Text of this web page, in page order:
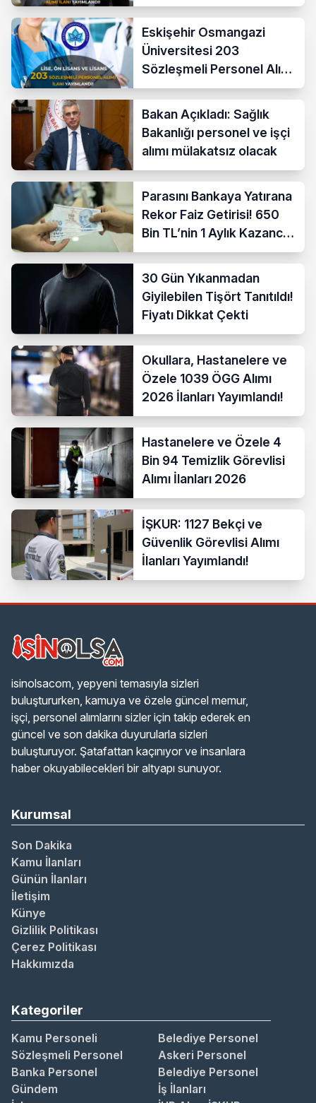
Eskişehir Osmangazi
Üniversitesi 203
Sözleşmeli Personel Alımı
Yapacak
Bakan Açıkladı: Sağlık
Bakanlığı personel ve işçi
alımı mülakatsız olacak
Parasını Bankaya Yatırana
Rekor Faiz Getirisi! 650
Bin TL’nin 1 Aylık Kazancı
Belli Oldu
30 Gün Yıkanmadan
Giyilebilen Tişört Tanıtıldı!
Fiyatı Dikkat Çekti
Okullara, Hastanelere ve
Özele 1039 ÖGG Alımı
2026 İlanları Yayımlandı!
Hastanelere ve Özele 4
Bin 94 Temizlik Görevlisi
Alımı İlanları 2026
İŞKUR: 1127 Bekçi ve
Güvenlik Görevlisi Alımı
İlanları Yayımlandı!
isinolsacom, yepyeni temasıyla sizleri
buluştururken, kamuya ve özele güncel memur,
işçi, personel alımlarını sizler için takip ederek en
güncel ve son dakika duyurularla sizleri
buluşturuyor. Şatafattan kaçınıyor ve insanlara
haber okuyabilecekleri bir altyapı sunuyor.
Kurumsal
Son Dakika
Kamu İlanları
Günün İlanları
İletişim
Künye
Gizlilik Politikası
Çerez Politikası
Hakkımızda
Kategoriler
Kamu Personeli
Belediye Personel
Sözleşmeli Personel
Askeri Personel
Banka Personel
Belediye Personel
Gündem
İş İlanları